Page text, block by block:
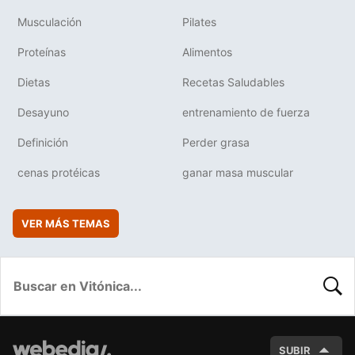
Musculación Pilates
Proteínas Alimentos
Dietas Recetas Saludables
Desayuno entrenamiento de fuerza
Definición Perder grasa
cenas protéicas ganar masa muscular
VER MÁS TEMAS
SUBIR